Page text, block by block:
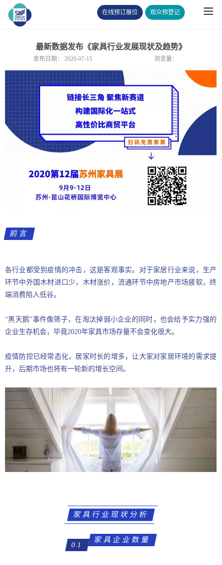
观众预登记
在线预订展位
最新数据发布《家具行业发展现状及趋势》
发布日期： 2020-07-15 浏览量：
前言
各行业都受到疫情的冲击，这是客观事实。对于家居行业来说，生产
环节中外国木材进口少，木材涨价，流通环节中房地产市场疲软，终
端消费陷入低谷。
“黑天鹅”事件像筛子，在淘汰掉弱小企业的同时，也会给予实力强的
企业生存机会，毕竟2020年家具市场存量不会变化很大。
疫情防控已经常态化，居家时长的增多，让大家对家居环境的需求提
升，后期市场也将有一轮新的增长空间。
家具行业现状分析
01
家具企业数量